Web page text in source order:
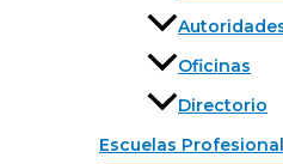
Oficinas
Directorio
Escuelas